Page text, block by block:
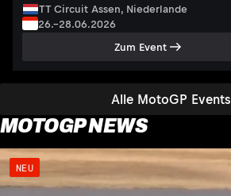
Alle MotoGP Events
TT Circuit Assen, Niederlande
26.–28.06.2026
Zum Event
MOTOGP NEWS
NEU